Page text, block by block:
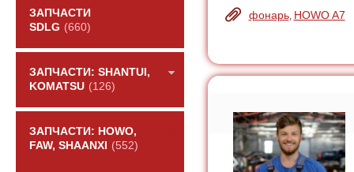
ЗАПЧАСТИ
SDLG (660)
ЗАПЧАСТИ: SHANTUI,
KOMATSU (126)
ЗАПЧАСТИ: HOWO,
FAW, SHAANXI
(552)
фонарь, HOWO A7